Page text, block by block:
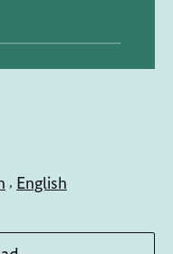
, English